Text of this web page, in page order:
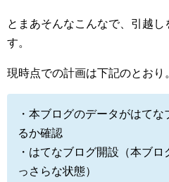
とまあそんなこんなで、引越
す。
現時点での計画は下記のとおり
・本ブログのデータがはて
るか確認
・はてなブログ開設（本ブ
っさらな状態）